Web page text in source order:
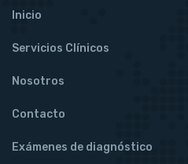
Inicio
Servicios Clínicos
Nosotros
Contacto
Exámenes de diagnóstico